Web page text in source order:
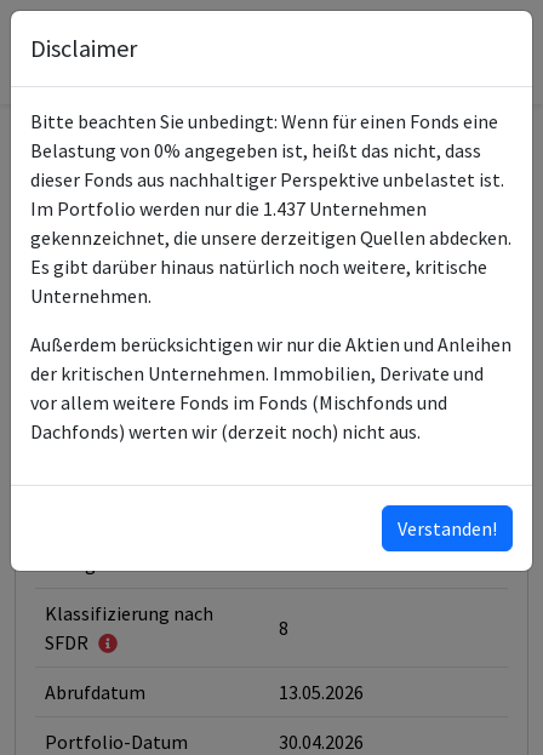
Informationen zum Fonds
Name
iShares MSCI World
Screened UCITS ETF USD A
ISIN des Fonds
Typ des Fonds ETF
Fondsmanagement
BlackRock Asset
Management Ireland Ltd
BlackRock Advisors (UK)
Klassifizierung nach
SFDR
8
Abrufdatum 13.05.2026
Portfolio-Datum 30.04.2026
Disclaimer
Bitte beachten Sie unbedingt: Wenn für einen Fonds eine
Belastung von 0% angegeben ist, heißt das nicht, dass
dieser Fonds aus nachhaltiger Perspektive unbelastet ist.
Im Portfolio werden nur die 1.437 Unternehmen
gekennzeichnet, die unsere derzeitigen Quellen abdecken.
Es gibt darüber hinaus natürlich noch weitere, kritische
Unternehmen.
Außerdem berücksichtigen wir nur die Aktien und Anleihen
der kritischen Unternehmen. Immobilien, Derivate und
vor allem weitere Fonds im Fonds (Mischfonds und
Dachfonds) werten wir (derzeit noch) nicht aus.
Verstanden!